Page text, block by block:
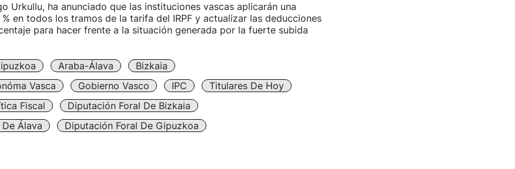
Urkullu, ha anunciado que las instituciones vascas aplicarán una
en todos los tramos de la tarifa del IRPF y actualizar las deducciones
para hacer frente a la situación generada por la fuerte subida
Araba-Álava
Bizkaia
Vasca
Gobierno Vasco IPC
Titulares De Hoy
Fiscal
Diputación Foral De Bizkaia
Álava
Diputación Foral De Gipuzkoa